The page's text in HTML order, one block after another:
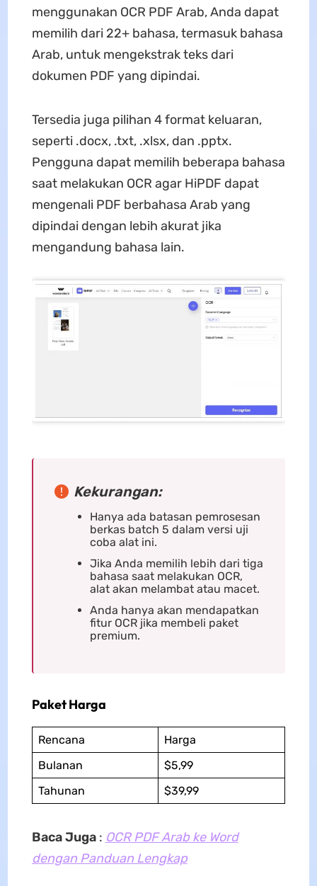
menggunakan OCR PDF Arab, Anda dapat
memilih dari 22+ bahasa, termasuk bahasa
Arab, untuk mengekstrak teks dari
dokumen PDF yang dipindai.
Tersedia juga pilihan 4 format keluaran,
seperti .docx, .txt, .xlsx, dan .pptx.
Pengguna dapat memilih beberapa bahasa
saat melakukan OCR agar HiPDF dapat
mengenali PDF berbahasa Arab yang
dipindai dengan lebih akurat jika
mengandung bahasa lain.
Kekurangan:
Hanya ada batasan pemrosesan
berkas batch 5 dalam versi uji
coba alat ini.
Jika Anda memilih lebih dari tiga
bahasa saat melakukan OCR,
alat akan melambat atau macet.
Anda hanya akan mendapatkan
fitur OCR jika membeli paket
premium.
Paket Harga
Rencana
Harga
Bulanan
$5,99
Tahunan
$39,99
Baca Juga: OCR PDF Arab ke Word
dengan Panduan Lengkap